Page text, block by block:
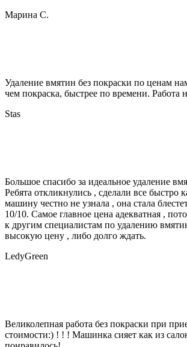
Марина С.
Удаление вмятин без покраски по ценам
чем покраска, быстрее по времени. Работа
Stas
Большое спасибо за идеальное удаление
Ребята откликнулись , сделали все быстро
машину честно не узнала , она стала
10/10. Самое главное цена адекватная ,
к другим специалистам по удалению
высокую цену , либо долго ждать.
LedyGreen
Великолепная работа без покраски при
стоимости:) ! ! ! Машинка сияет как из